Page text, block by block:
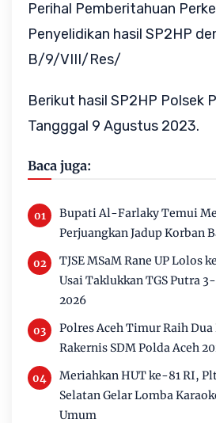
Perihal Pemberitahuan
Penyelidikan hasil SP2HP
B/9/VIII/Res/
Berikut hasil SP2HP Polsek
Tangggal 9 Agustus 2023.
Baca juga:
Bupati Al-Farlaky Temui
Perjuangkan Jadup Korban
TJSE MSaM Rane UP Lolos
Usai Taklukkan TGS Putra
2026
Polres Aceh Timur Raih
Rakernis SDM Polda Aceh
Meriahkan HUT ke-81 RI,
Selatan Gelar Lomba
Umum